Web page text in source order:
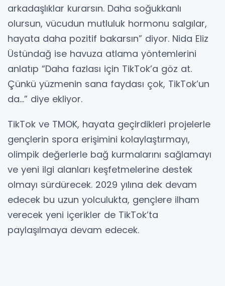
arkadaşlıklar kurarsın. Daha soğukkanlı
olursun, vücudun mutluluk hormonu salgılar,
hayata daha pozitif bakarsın” diyor. Nida Eliz
Üstündağ ise havuza atlama yöntemlerini
anlatıp “Daha fazlası için TikTok’a göz at.
Çünkü yüzmenin sana faydası çok, TikTok’un
da...” diye ekliyor.
TikTok ve TMOK, hayata geçirdikleri projelerle
gençlerin spora erişimini kolaylaştırmayı,
olimpik değerlerle bağ kurmalarını sağlamayı
ve yeni ilgi alanları keşfetmelerine destek
olmayı sürdürecek. 2029 yılına dek devam
edecek bu uzun yolculukta, gençlere ilham
verecek yeni içerikler de TikTok’ta
paylaşılmaya devam edecek.